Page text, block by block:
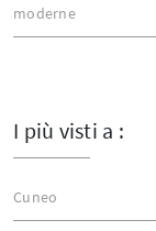
moderne
I più visti a :
Cuneo